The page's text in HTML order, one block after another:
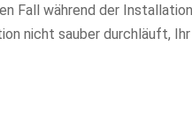
Fall während der
nicht sauber durchläuft,